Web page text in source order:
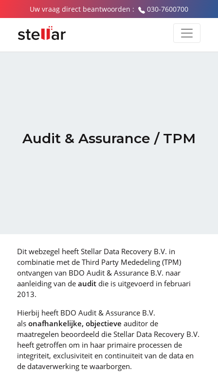
Uw vraag direct beantwoorden : 030-7600700
Audit & Assurance / TPM
Dit webzegel heeft Stellar Data Recovery B.V. in
combinatie met de Third Party Mededeling (TPM)
ontvangen van BDO Audit & Assurance B.V. naar
aanleiding van deaudit die is uitgevoerd in februari
2013.
Hierbij heeft BDO Audit & Assurance B.V.
alsonafhankelijke, objectieve auditor de
maatregelen beoordeeld die Stellar Data Recovery B.V.
heeft getroffen om in haar primaire processen de
integriteit, exclusiviteit en continuïteit van de data en
de dataverwerking te waarborgen.